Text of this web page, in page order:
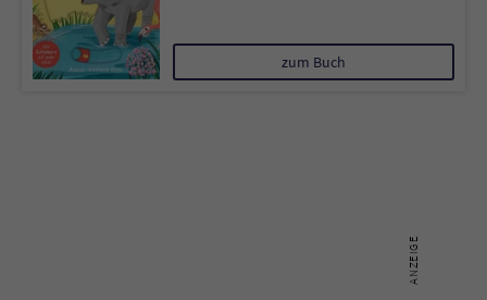
zum Buch